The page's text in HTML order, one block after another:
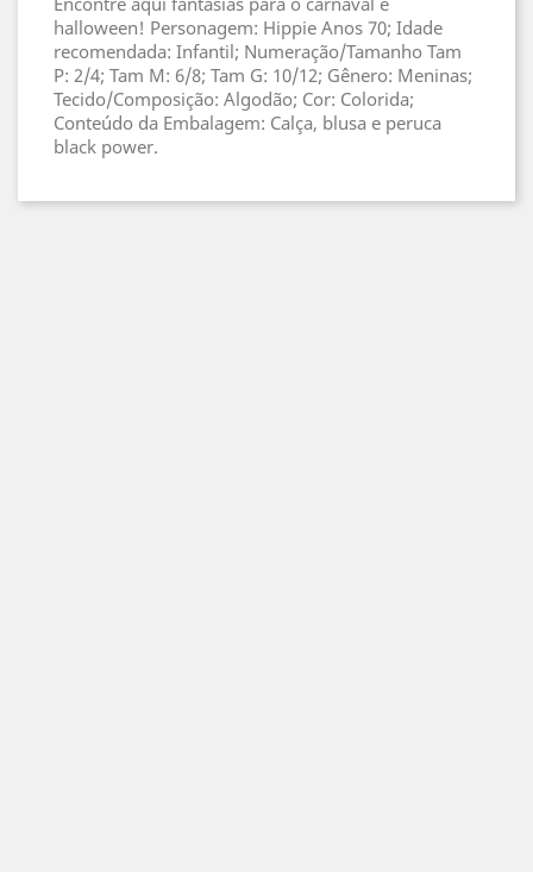
halloween! Personagem: Hippie Anos 70; Idade
recomendada: Infantil; Numeração/Tamanho Tam
P: 2/4; Tam M: 6/8; Tam G: 10/12; Gênero: Meninas;
Tecido/Composição: Algodão; Cor: Colorida;
Conteúdo da Embalagem: Calça, blusa e peruca
black power.